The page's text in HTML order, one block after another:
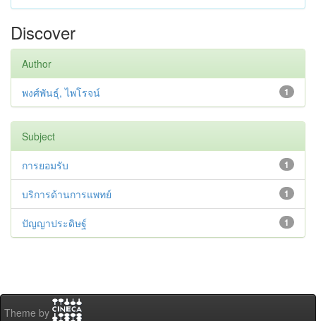
Discover
Author
1
พงศ์พันธุ์, ไพโรจน์
Subject
1
การยอมรับ
1
บริการด้านการแพทย์
1
ปัญญาประดิษฐ์
Theme by